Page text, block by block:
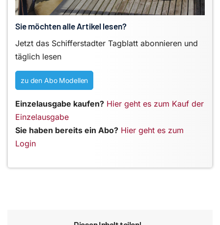
Sie möchten alle Artikel lesen?
Jetzt das Schifferstadter Tagblatt abonnieren und
täglich lesen
zu den Abo Modellen
Einzelausgabe kaufen? Hier geht es zum Kauf der
Einzelausgabe
Sie haben bereits ein Abo? Hier geht es zum
Login